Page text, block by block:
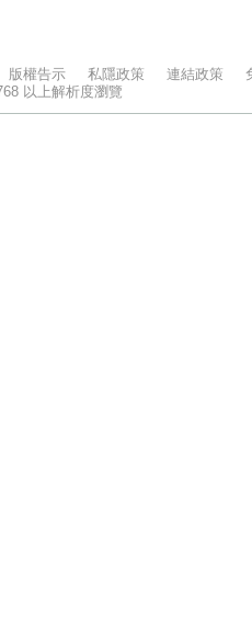
版權告示 私隱政策 連結政策
以上解析度瀏覽